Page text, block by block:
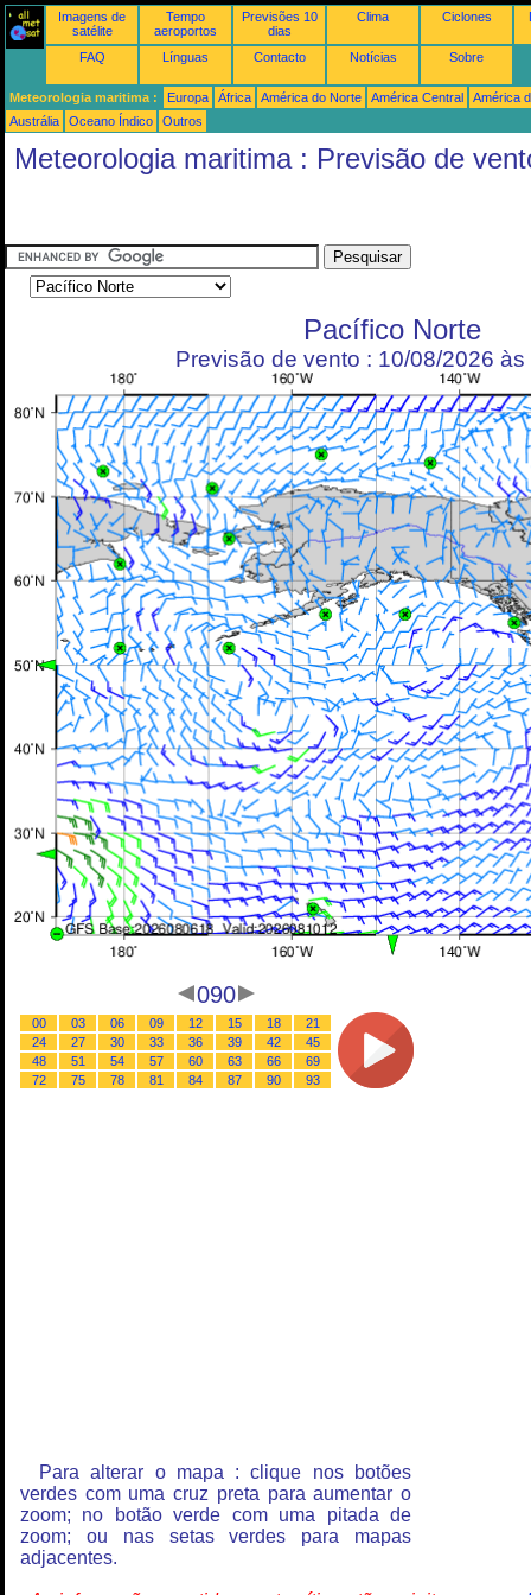
Imagens de
satélite
Tempo
aeroportos
Previsões 10
dias
Clima Ciclones
FAQ Línguas Contacto Notícias Sobre
Meteorologia maritima : Europa África América do Norte América Central
América
Austrália
Oceano Índico Outros
Meteorologia maritima : Previsão de
Pacífico Norte
Previsão de vento : 10/08/2026 às
090
00 03 06 09 12 15 18
21
24
27 30 33 36 39 42
45
48
51 54 57 60 63 66
69
72
75 78 81 84 87 90 93
Para alterar o mapa : clique nos botões
verdes com uma cruz preta para aumentar o
zoom; no botão verde com uma pitada de
zoom; ou nas setas verdes para mapas
adjacentes.